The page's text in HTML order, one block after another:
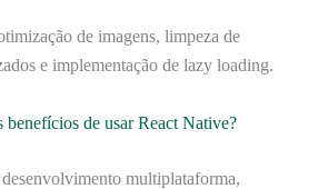
de imagens, limpeza de
e implementação de lazy loading.
benefícios de usar React Native?
multiplataforma,